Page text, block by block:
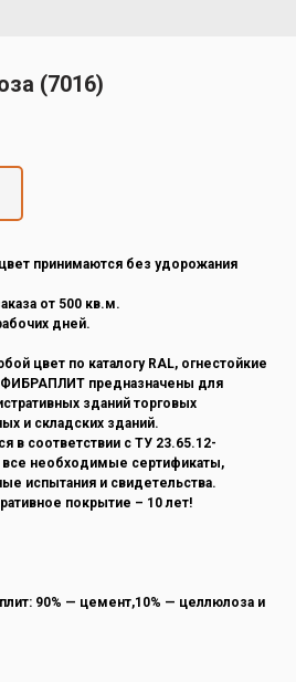
Cedral
(7016)
принимаются без удорожания
от 500 кв.м.
дней.
цвет по каталогу RAL, огнестойкие
предназначены для
зданий торговых
и складских зданий.
в соответствии с ТУ 23.65.12-
все необходимые сертификаты,
испытания и свидетельства.
покрытие – 10 лет!
90% — цемент,10% — целлюлоза и